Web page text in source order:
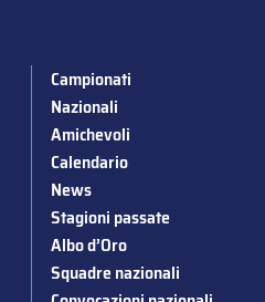
Campionati
Nazionali
Amichevoli
Calendario
News
Stagioni passate
Albo d’Oro
Squadre nazionali